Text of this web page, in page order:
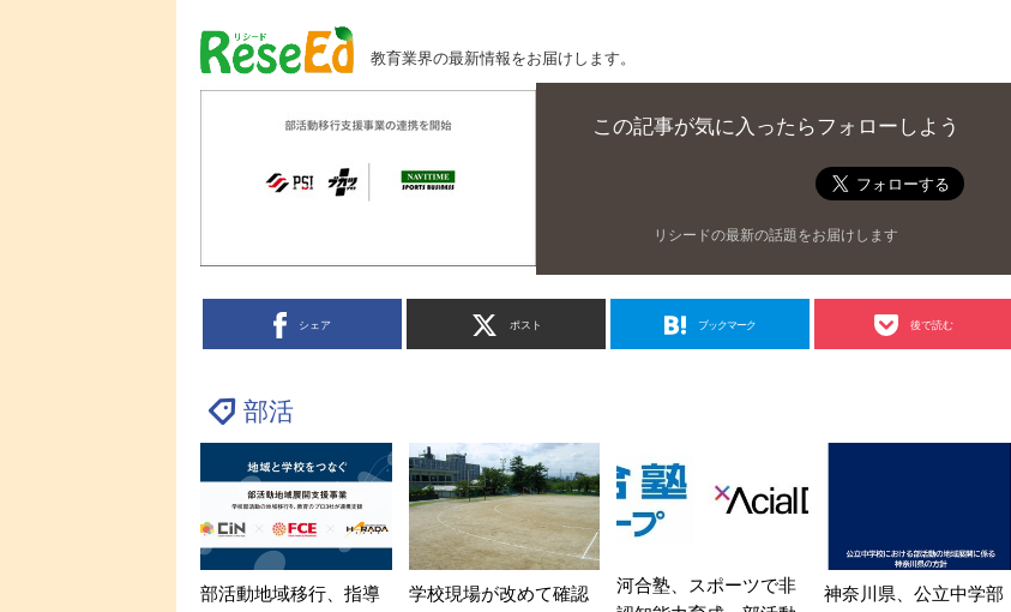
教育業界の最新情報をお届けします。
この記事が気に入ったらフォローしよう
リシードの最新の話題をお届けします
シェア ポスト ブックマーク 後で読む
部活
部活動地域移行、指導 学校現場が改めて確認
河合塾、スポーツで非
神奈川県、公立中学部